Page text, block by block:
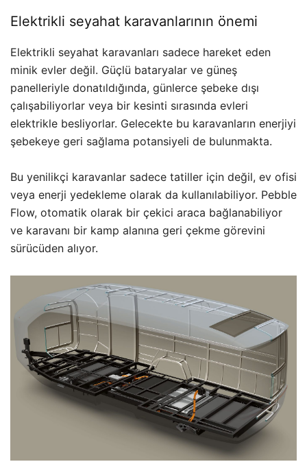
Elektrikli seyahat karavanlarının önemi
Elektrikli seyahat karavanları sadece hareket eden
minik evler değil. Güçlü bataryalar ve güneş
panelleriyle donatıldığında, günlerce şebeke dışı
çalışabiliyorlar veya bir kesinti sırasında evleri
elektrikle besliyorlar. Gelecekte bu karavanların enerjiyi
şebekeye geri sağlama potansiyeli de bulunmakta.
Bu yenilikçi karavanlar sadece tatiller için değil, ev ofisi
veya enerji yedekleme olarak da kullanılabiliyor. Pebble
Flow, otomatik olarak bir çekici araca bağlanabiliyor
ve karavanı bir kamp alanına geri çekme görevini
sürücüden alıyor.